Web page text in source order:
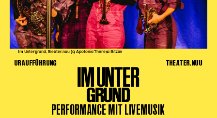
Im Untergrund, theater.nuu (c) Apollonia Theresa Bitzan
URAUFFÜHRUNG THEATER.NUU
IM UNTER
GRUND
PERFORMANCE MIT LIVEMUSIK